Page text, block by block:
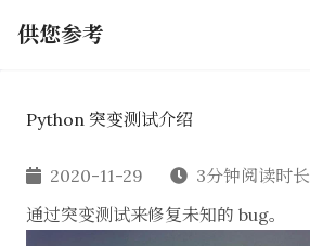
供您参考
Python 突变测试介绍
2020-11-29 3分钟阅读时长
通过突变测试来修复未知的 bug。